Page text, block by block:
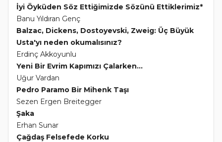
İyi Öyküden Söz Ettiğimizde Sözünü Ettiklerimiz*
Banu Yıldıran Genç
Balzac, Dickens, Dostoyevski, Zweig: Üç Büyük
Usta'yı neden okumalısınız?
Erdinç Akkoyunlu
Yeni Bir Evrim Kapımızı Çalarken...
Uğur Vardan
Pedro Paramo Bir Mihenk Taşı
Sezen Ergen Breitegger
Şaka
Erhan Sunar
Çağdaş Felsefede Korku